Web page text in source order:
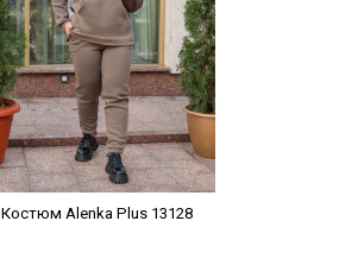
Костюм Alenka Plus 13128